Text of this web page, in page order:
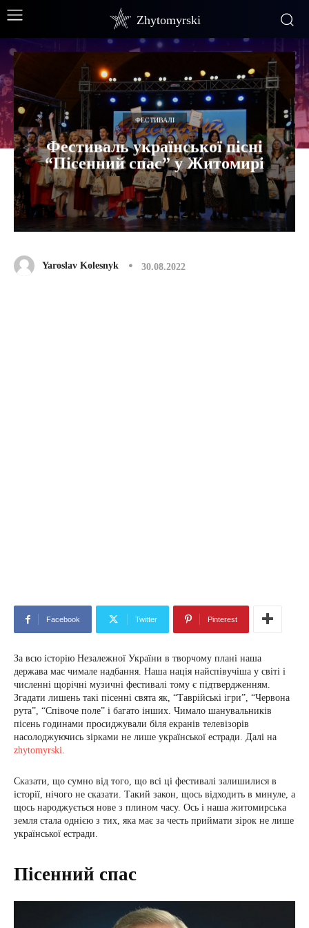
Zhytomyrski
ФЕСТИВАЛІ
Фестиваль української пісні
“Пісенний спас” у Житомирі
Yaroslav Kolesnyk 30.08.2022
Facebook Twitter Pinterest
За всю історію Незалежної України в творчому плані наша
держава має чимале надбання. Наша нація найспівучіша у світі і
численні щорічні музичні фестивалі тому є підтвердженням.
Згадати лишень такі пісенні свята як, “Таврійські ігри”, “Червона
рута”, “Співоче поле” і багато інших. Чимало шанувальників
пісень годинами просиджували біля екранів телевізорів
насолоджуючись зірками не лише української естради. Далі на
zhytomyrski.
Сказати, що сумно від того, що всі ці фестивалі залишилися в
історії, нічого не сказати. Такий закон, щось відходить в минуле, а
щось народжується нове з плином часу. Ось і наша житомирська
земля стала однією з тих, яка має за честь приймати зірок не лише
української естради.
Пісенний спас